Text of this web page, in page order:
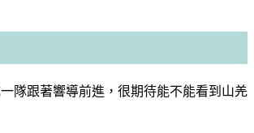
隊跟著響導前進，很期待能不能看到山羌